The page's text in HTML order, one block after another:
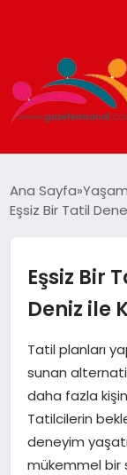
SIYASET
SPOR
YAŞAM
EKONOMI
SAĞLIK
Ana Sayfa Yaşam
Eşsiz Bir Tatil
Eşsiz Bir
Deniz ile
Tatil planları
sunan
daha fazla
Tatilcilerin
deneyim
mükemmel bir